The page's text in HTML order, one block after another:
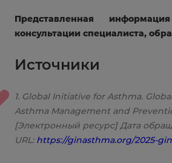
Представленная
консультации специалиста,
Источники
1. Global Initiative for Asthma.
Asthma Management and
[Электронный ресурс] Дата
URL: https://ginasthma.org/2025-